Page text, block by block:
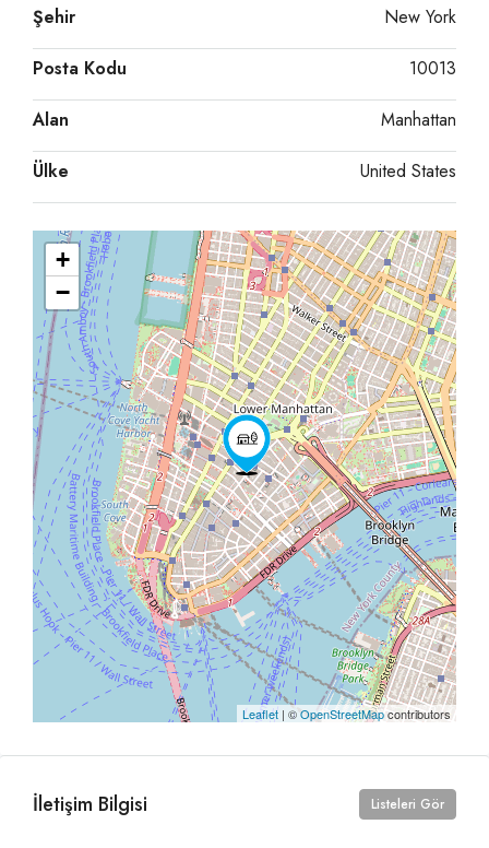
Şehir New York
Posta Kodu 10013
Alan Manhattan
Ülke United States
+
−
Leaflet | ©OpenStreetMapcontributors
İletişim Bilgisi Listeleri Gör